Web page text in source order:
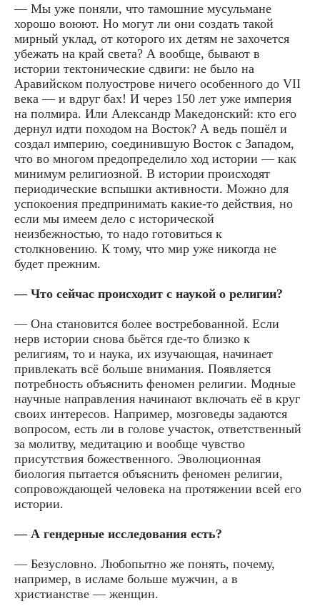
— Мы уже поняли, что тамошние мусульмане
хорошо воюют. Но могут ли они создать такой
мирный уклад, от которого их детям не захочется
убежать на край света? А вообще, бывают в
истории тектонические сдвиги: не было на
Аравийском полуострове ничего особенного до VII
века — и вдруг бах! И через 150 лет уже империя
на полмира. Или Александр Македонский: кто его
дернул идти походом на Восток? А ведь пошёл и
создал империю, соединившую Восток с Западом,
что во многом предопределило ход истории — как
минимум религиозной. В истории происходят
периодические вспышки активности. Можно для
успокоения предпринимать какие-то действия, но
если мы имеем дело с исторической
неизбежностью, то надо готовиться к
столкновению. К тому, что мир уже никогда не
будет прежним.
— Что сейчас происходит с наукой о религии?
— Она становится более востребованной. Если
нерв истории снова бьётся где-то близко к
религиям, то и наука, их изучающая, начинает
привлекать всё больше внимания. Появляется
потребность объяснить феномен религии. Модные
научные направления начинают включать её в круг
своих интересов. Например, мозговеды задаются
вопросом, есть ли в голове участок, ответственный
за молитву, медитацию и вообще чувство
присутствия божественного. Эволюционная
биология пытается объяснить феномен религии,
сопровождающей человека на протяжении всей его
истории.
— А гендерные исследования есть?
— Безусловно. Любопытно же понять, почему,
например, в исламе больше мужчин, а в
христианстве — женщин.